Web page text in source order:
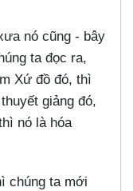
nó cũng - bây
ta đọc ra,
Xứ đồ đó, thì
giảng đó,
nó là hóa
chúng ta mới